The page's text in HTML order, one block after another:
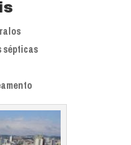
sépticas